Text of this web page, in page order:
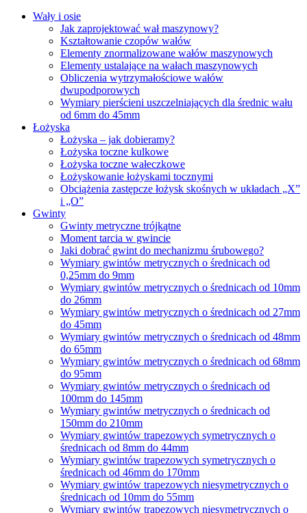
Wały i osie
Jak zaprojektować wał maszynowy?
Kształtowanie czopów wałów
Elementy znormalizowane wałów maszynowych
Elementy ustalające na wałach maszynowych
Obliczenia wytrzymałościowe wałów
dwupodporowych
Wymiary pierścieni uszczelniających dla średnic wału
od 6mm do 45mm
Łożyska
Łożyska – jak dobieramy?
Łożyska toczne kulkowe
Łożyska toczne wałeczkowe
Łożyskowanie łożyskami tocznymi
Obciążenia zastępcze łożysk skośnych w układach „X”
i „O”
Gwinty
Gwinty metryczne trójkątne
Moment tarcia w gwincie
Jaki dobrać gwint do mechanizmu śrubowego?
Wymiary gwintów metrycznych o średnicach od
0,25mm do 9mm
Wymiary gwintów metrycznych o średnicach od 10mm
do 26mm
Wymiary gwintów metrycznych o średnicach od 27mm
do 45mm
Wymiary gwintów metrycznych o średnicach od 48mm
do 65mm
Wymiary gwintów metrycznych o średnicach od 68mm
do 95mm
Wymiary gwintów metrycznych o średnicach od
100mm do 145mm
Wymiary gwintów metrycznych o średnicach od
150mm do 210mm
Wymiary gwintów trapezowych symetrycznych o
średnicach od 8mm do 44mm
Wymiary gwintów trapezowych symetrycznych o
średnicach od 46mm do 170mm
Wymiary gwintów trapezowych niesymetrycznych o
średnicach od 10mm do 55mm
Wymiary gwintów trapezowych niesymetrycznych o